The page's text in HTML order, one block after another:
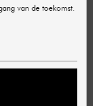
van de toekomst.